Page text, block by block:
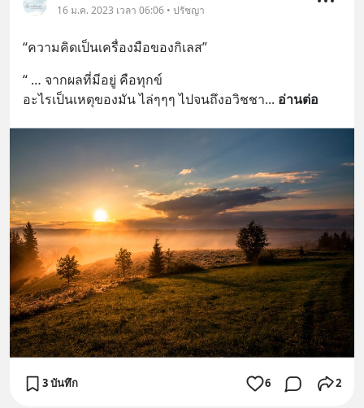
16 ม.ค. 2023 เวลา 06:06 • ปรัชญา
“ความคิดเป็นเครื่องมือของกิเลส”
“ … จากผลที่มีอยู่ คือทุกข์
อะไรเป็นเหตุของมัน ไล่ๆๆๆ ไปจนถึงอวิชชา... อ่านต่อ
3 บันทึก 6 2